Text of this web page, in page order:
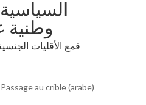
السياسية
وطنية
قمع الأقليات
Passage au crible (arabe)